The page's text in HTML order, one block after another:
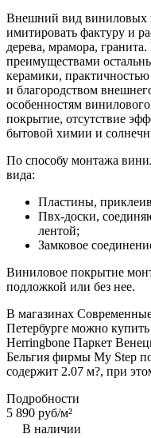
Внешний вид виниловых
имитировать фактуру и
дерева, мрамора,
преимуществами
керамики,
и благородством
особенностям
покрытие, отсутствие
бытовой химии и
По способу монтажа
вида:
Пластины,
Пвх-доски,
лентой;
Замковое
Виниловое покрытие
подложкой или без нее.
В магазинах
Петербурге можно
Herringbone Паркет
Бельгия фирмы My Step
содержит 2.07 м?, при
Подробности
5 890 руб/м²
В наличии